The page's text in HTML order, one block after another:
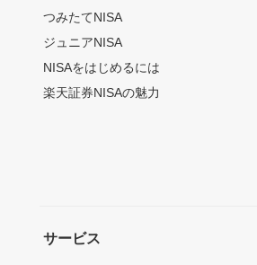
つみたてNISA
ジュニアNISA
NISAをはじめるには
楽天証券NISAの魅力
サービス